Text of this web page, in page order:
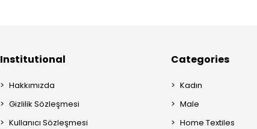
Institutional
Hakkımızda
Gizlilik Sözleşmesi
Kullanıcı Sözleşmesi
Categories
Kadın
Male
Home Textiles